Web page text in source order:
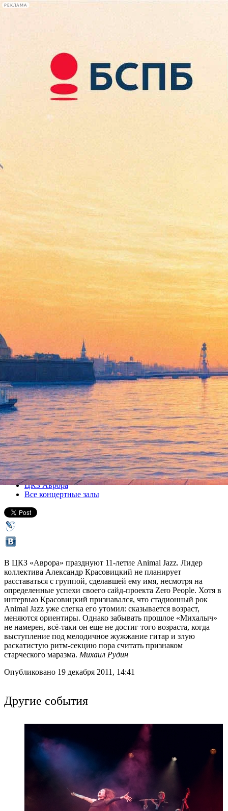
РЕКЛАМА
Сегодня:
2026.08.10
08:10
Афиша Plus
Animal Jazz
25 декабря 2011, воскресенье,19.00
Версия для печати
Все концерты
ЦКЗ Аврора
Все концертные залы
В ЦКЗ «Аврора» празднуют 11-летие Animal Jazz. Лидер
коллектива Александр Красовицкий не планирует
расставаться с группой, сделавшей ему имя, несмотря на
определенные успехи своего сайд-проекта Zero People. Хотя в
интервью Красовицкий признавался, что стадионный рок
Animal Jazz уже слегка его утомил: сказывается возраст,
меняются ориентиры. Однако забывать прошлое «Михалыч»
не намерен, всё-таки он еще не достиг того возраста, когда
выступление под мелодичное жужжание гитар и злую
раскатистую ритм-секцию пора считать признаком
старческого маразма. Михаил Рудин
Опубликовано 19 декабря 2011, 14:41
Другие события